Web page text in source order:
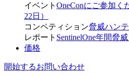
イベント OneConにご参加く
22日）
コンペティション脅威ハン
レポート SentinelOne年間脅
価格
開始するお問い合わせ